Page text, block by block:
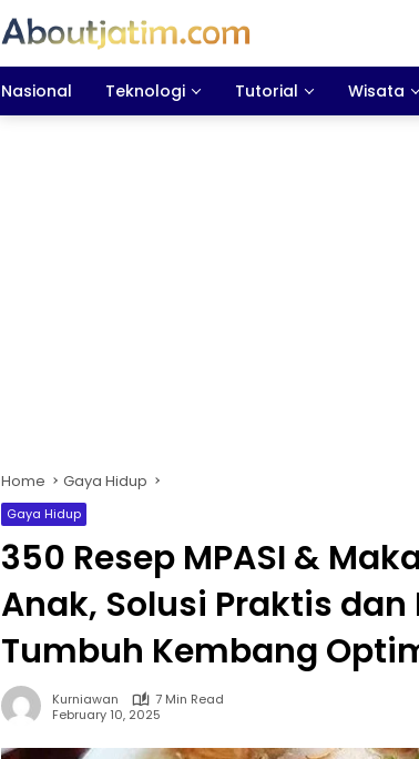
Nasional Teknologi Tutorial Wisata
Home Gaya Hidup
Gaya Hidup
350 Resep MPASI &
Anak, Solusi Praktis dan
Tumbuh Kembang
Kurniawan
7 Min Read
February 10, 2025